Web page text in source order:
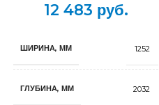
12 483 руб.
ШИРИНА, ММ 1252
ГЛУБИНА, ММ 2032